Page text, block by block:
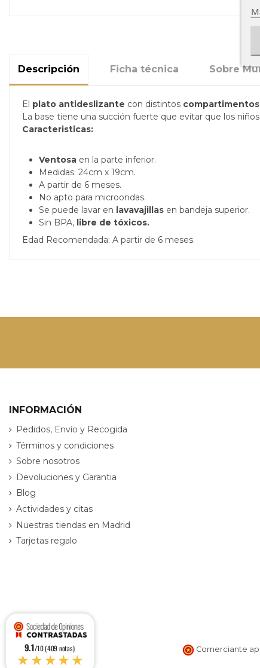
Descripción Ficha técnica Sobre
El plato antideslizante con distintos compartimentos
La base tiene una succión fuerte que evitar que los
Caracteristicas:
Ventosa en la parte inferior.
Medidas: 24cm x 19cm.
A partir de 6 meses.
No apto para microondas.
Se puede lavar en lavavajillas en bandeja superior.
Sin BPA, libre de tóxicos.
Edad Recomendada: A partir de 6 meses.
INFORMACIÓN
Pedidos, Envío y Recogida
Términos y condiciones
Sobre nosotros
Devoluciones y Garantia
Blog
Actividades y citas
Nuestras tiendas en Madrid
Tarjetas regalo
Comerciante
9.1/10 (409 notas)
★★★★★